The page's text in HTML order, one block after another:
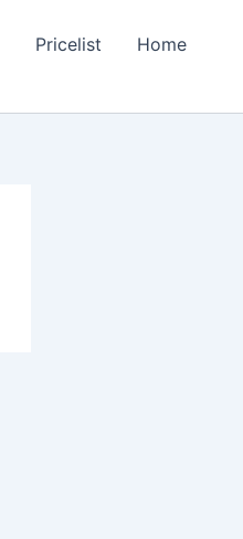
Pricelist Home